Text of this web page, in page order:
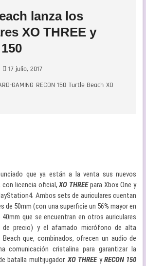
lanza los
XO THREE y
17 julio, 2017
GAMING RECON 150 Turtle Beach XO
que ya están a la venta sus nuevos
con licencia oficial,XO THREEpara Xbox One y
Ambos sets de auriculares cuentan
de 50mm (con una superficie un 56% mayor en
que se encuentran en otros auriculares
de precio) y el afamado micrófono de alta
que, combinados, ofrecen un audio de
comunicación cristalina para garantizar la
batalla multijugador.XO THREEyRECON 150